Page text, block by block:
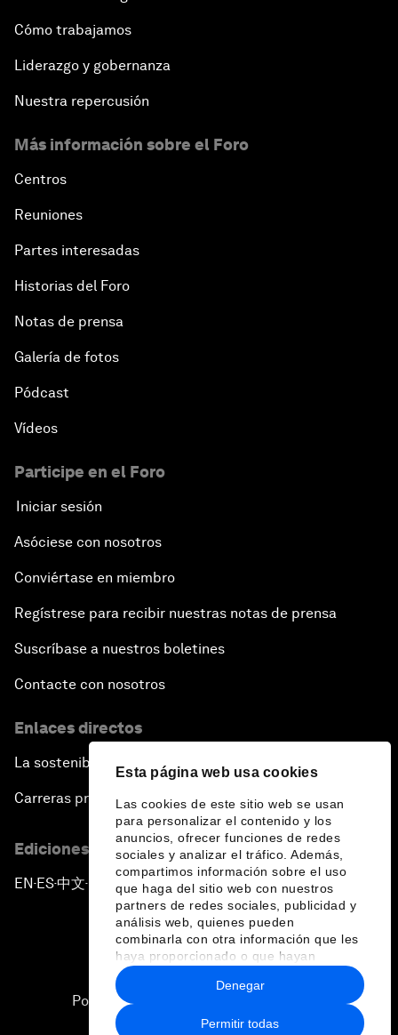
Esta página web usa cookies
Las cookies de este sitio web se usan
para personalizar el contenido y los
anuncios, ofrecer funciones de redes
sociales y analizar el tráfico. Además,
compartimos información sobre el uso
que haga del sitio web con nuestros
partners de redes sociales, publicidad y
análisis web, quienes pueden
combinarla con otra información que les
haya proporcionado o que hayan
recopilado a partir del uso que haya
hecho de sus servicios.
Permitir todas
Denegar
Cómo trabajamos
Liderazgo y gobernanza
Nuestra repercusión
Más información sobre el Foro
Centros
Reuniones
Partes interesadas
Historias del Foro
Notas de prensa
Galería de fotos
Pódcast
Vídeos
Participe en el Foro
Iniciar sesión
Asóciese con nosotros
Conviértase en miembro
Regístrese para recibir nuestras notas de prensa
Suscríbase a nuestros boletines
Contacte con nosotros
Enlaces directos
La sostenibilidad en el Foro
Carreras profesionales
Ediciones en otros idiomas
EN ▪ES▪中文▪ 日本語
Política de privacidad y normas de uso